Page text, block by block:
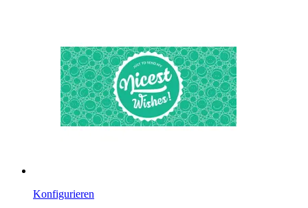
Konfigurieren